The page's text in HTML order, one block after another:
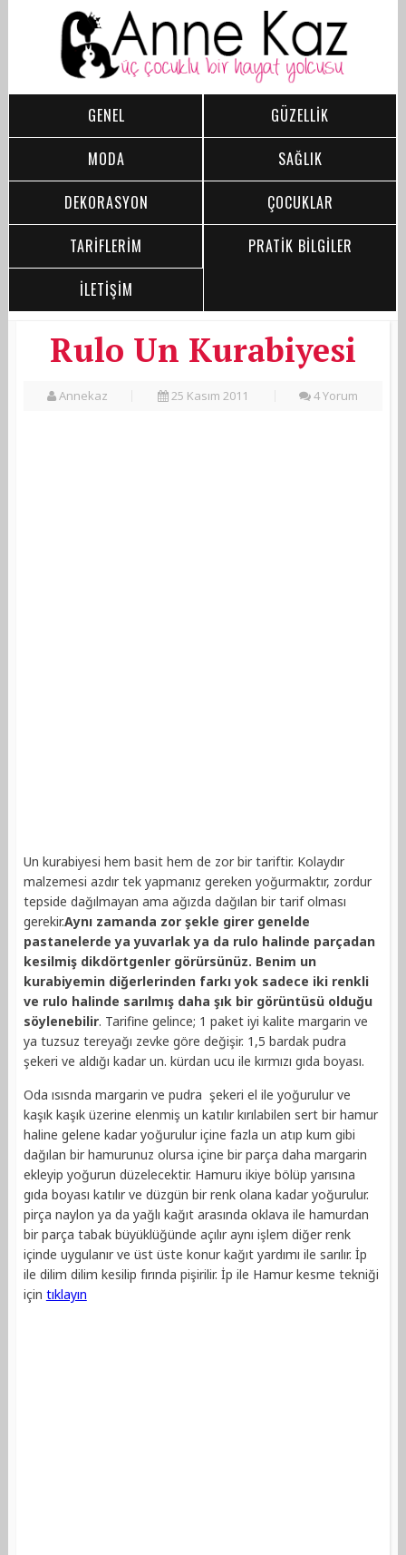
GENEL
GÜZELLİK
MODA
SAĞLIK
DEKORASYON
ÇOCUKLAR
TARİFLERİM
PRATİK BİLGİLER
İLETİŞİM
Rulo Un Kurabiyesi
Annekaz 25 Kasım 2011 4 Yorum
Un kurabiyesi hem basit hem de zor bir tariftir. Kolaydır
malzemesi azdır tek yapmanız gereken yoğurmaktır, zordur
tepside dağılmayan ama ağızda dağılan bir tarif olması
gerekir.Aynı zamanda zor şekle girer genelde
pastanelerde ya yuvarlak ya da rulo halinde parçadan
kesilmiş dikdörtgenler görürsünüz. Benim un
kurabiyemin diğerlerinden farkı yok sadece iki renkli
ve rulo halinde sarılmış daha şık bir görüntüsü olduğu
söylenebilir. Tarifine gelince; 1 paket iyi kalite margarin ve
ya tuzsuz tereyağı zevke göre değişir. 1,5 bardak pudra
şekeri ve aldığı kadar un. kürdan ucu ile kırmızı gıda boyası.
Oda ısısnda margarin ve pudra şekeri el ile yoğurulur ve
kaşık kaşık üzerine elenmiş un katılır kırılabilen sert bir hamur
haline gelene kadar yoğurulur içine fazla un atıp kum gibi
dağılan bir hamurunuz olursa içine bir parça daha margarin
ekleyip yoğurun düzelecektir. Hamuru ikiye bölüp yarısına
gıda boyası katılır ve düzgün bir renk olana kadar yoğurulur.
pirça naylon ya da yağlı kağıt arasında oklava ile hamurdan
bir parça tabak büyüklüğünde açılır aynı işlem diğer renk
içinde uygulanır ve üst üste konur kağıt yardımı ile sarılır. İp
ile dilim dilim kesilip fırında pişirilir. İp ile Hamur kesme tekniği
için tıklayın